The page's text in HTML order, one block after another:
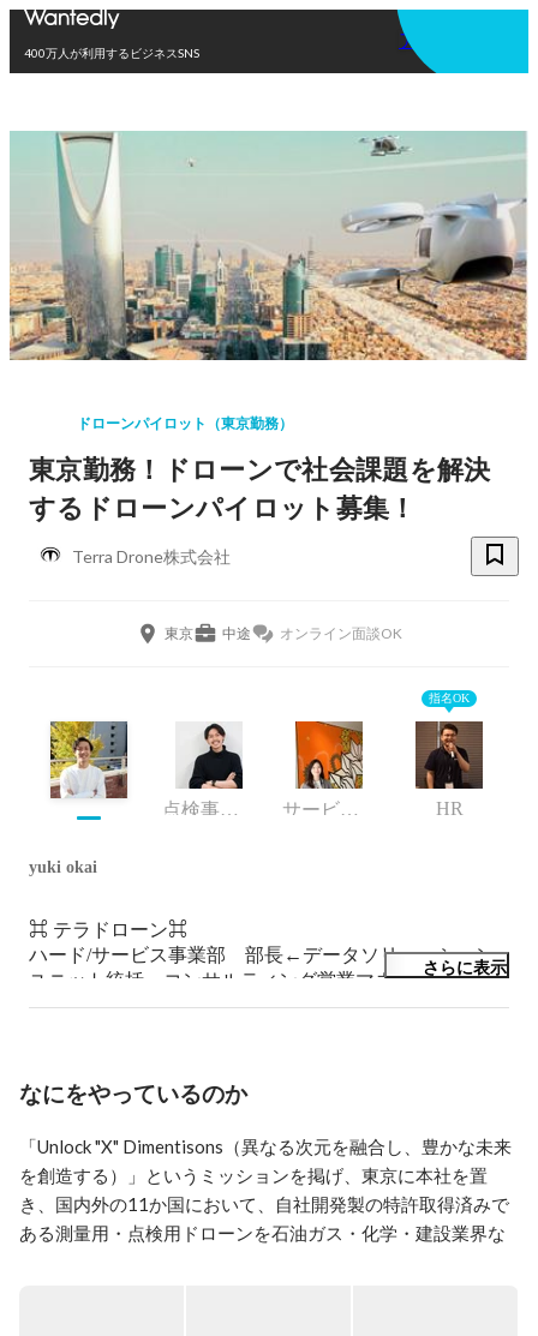
400万人が利用するビジネスSNS
アプリを使う
ドローンパイロット（東京勤務）
東京勤務！ドローンで社会課題を解決
するドローンパイロット募集！
Terra Drone株式会社
東京 中途 オンライン面談OK
点検事業部 事業責任者 サービス事業統括
指名OK
HR
yuki okai
⌘ テラドローン⌘
ハード/サービス事業部　部長←データソリューション
ユニット統括←コンサルティング営業マネージャー←経
営カウンセリング←自営電力コンサル
次元 #空飛ぶクルマ
さらに表示
なにをやっているのか
「Unlock "X" Dimentisons（異なる次元を融合し、豊かな未来
を創造する）」というミッションを掲げ、東京に本社を置
き、国内外の11か国において、自社開発製の特許取得済みで
ある測量用・点検用ドローンを石油ガス・化学・建設業界な